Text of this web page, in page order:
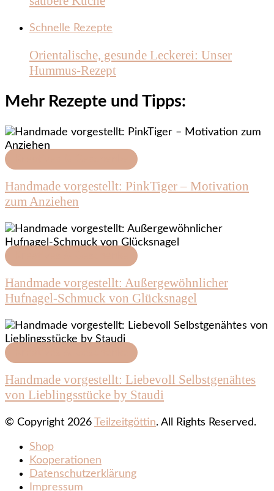
Schnelle Rezepte
Orientalische, gesunde Leckerei: Unser
Hummus-Rezept
Mehr Rezepte und Tipps:
Handmade vorgestellt: PinkTiger – Motivation
zum Anziehen
Handmade vorgestellt: Außergewöhnlicher
Hufnagel-Schmuck von Glücksnagel
Handmade vorgestellt: Liebevoll Selbstgenähtes
von Lieblingsstücke by Staudi
© Copyright 2026 Teilzeitgöttin. All Rights Reserved.
Shop
Kooperationen
Datenschutzerklärung
Impressum